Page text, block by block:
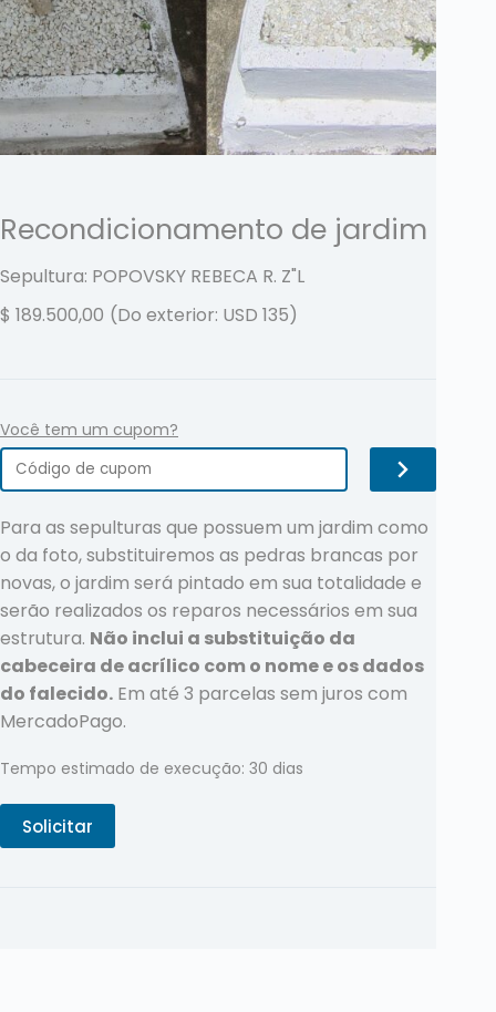
Recondicionamento de jardim
Sepultura: POPOVSKY REBECA R. Z"L
$ 189.500,00 (Do exterior: USD 135)
Você tem um cupom?
Para as sepulturas que possuem um jardim como
o da foto, substituiremos as pedras brancas por
novas, o jardim será pintado em sua totalidade e
serão realizados os reparos necessários em sua
estrutura. Não inclui a substituição da
cabeceira de acrílico com o nome e os dados
do falecido. Em até 3 parcelas sem juros com
MercadoPago.
Tempo estimado de execução: 30 dias
Solicitar